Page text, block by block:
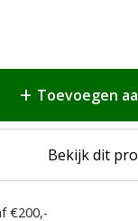
Toevoegen
Bekijk dit
€200,-